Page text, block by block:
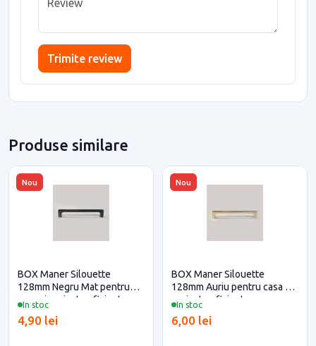
Trimite review
Produse similare
Nou
In stoc
BOX Maner Silouette
128mm Negru Mat pentru
casa si proiecte eficiente
4,90 lei
Nou
In stoc
BOX Maner Silouette
128mm Auriu pentru casa si
proiecte eficiente
6,00 lei